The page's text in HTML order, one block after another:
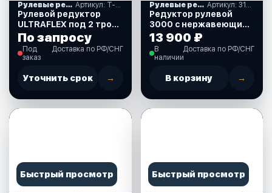
Рулевые редукторы, комплекты и накладки Артикул: T-72FC
Рулевой редуктор
ULTRAFLEX под 2 троса
(T-72FC)
По запросу
Под
заказ
Доставка по РФ/СНГ
Уточнить срок →
Рулевые редукторы, комплекты и накладки Артикул: 315011
Редуктор рулевой
3000 с нержавеющим
тросом 11 футов
(3,35м) (315011)
13 900 ₽
В
наличии
Доставка по РФ/СНГ
В корзину →
Быстрый просмотр Быстрый просмотр